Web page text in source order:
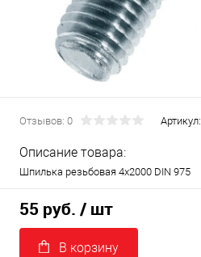
Отзывов: 0 Артикул:
Описание товара:
Шпилька резьбовая 4х2000 DIN 975
55 руб. / шт
В корзину